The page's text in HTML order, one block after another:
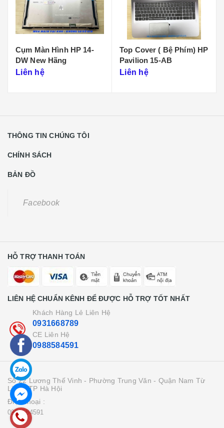
Top Cover ( Bệ Phím) HP
Pavilion 15-AB
Liên hệ
Top Cover ( Bệ Phím) HP
Pavilion 15-DY
Liên hệ
THÔNG TIN CHÚNG TÔI
CHÍNH SÁCH
BẢN ĐỒ
Facebook
HỖ TRỢ THANH TOÁN
LIÊN HỆ CHUẨN KÊNH ĐỂ ĐƯỢC HỖ TRỢ TỐT NHẤT
Khách Hàng Lẻ Liên Hệ
0931668789
CE Liên Hệ
0988584591
Số 22 Lương Thế Vinh - Phường Trung Văn - Quận Nam Từ
Liên - TP Hà Hội
Điện thoại :
0988584591